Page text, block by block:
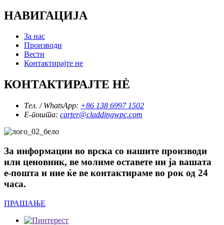
НАВИГАЦИЈА
За нас
Производи
Вести
Контактирајте не
КОНТАКТИРАЈТЕ НÈ
Тел. / WhatsApp: +86 138 6997 1502
Е-пошта: carter@claddingwpc.com
За информации во врска со нашите производи
или ценовник, ве молиме оставете ни ја вашата
е-пошта и ние ќе ве контактираме во рок од 24
часа.
ПРАШАЊЕ